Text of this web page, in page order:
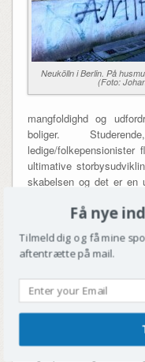
Neukölln i Berlin. På
(Foto:
mangfoldighd og
boliger.
ledige/
ultimative
skabelsen og det er en
freelancerlatte-
eget. Allerede i den
klare tegn på ændringer i
samling falafel/
café længere og
latté? Intet problem.
Få nye
Tilmeld dig og få mine
aftentrætte på mail.